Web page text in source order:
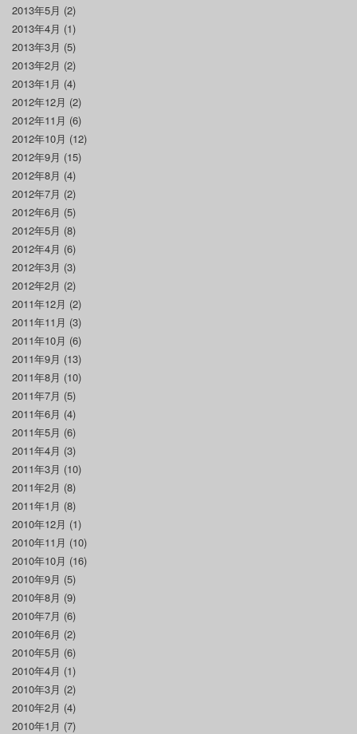
2013年5月 (2)
2013年4月 (1)
2013年3月 (5)
2013年2月 (2)
2013年1月 (4)
2012年12月 (2)
2012年11月 (6)
2012年10月 (12)
2012年9月 (15)
2012年8月 (4)
2012年7月 (2)
2012年6月 (5)
2012年5月 (8)
2012年4月 (6)
2012年3月 (3)
2012年2月 (2)
2011年12月 (2)
2011年11月 (3)
2011年10月 (6)
2011年9月 (13)
2011年8月 (10)
2011年7月 (5)
2011年6月 (4)
2011年5月 (6)
2011年4月 (3)
2011年3月 (10)
2011年2月 (8)
2011年1月 (8)
2010年12月 (1)
2010年11月 (10)
2010年10月 (16)
2010年9月 (5)
2010年8月 (9)
2010年7月 (6)
2010年6月 (2)
2010年5月 (6)
2010年4月 (1)
2010年3月 (2)
2010年2月 (4)
2010年1月 (7)